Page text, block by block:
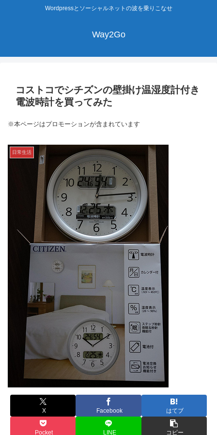
Wordpressとソーシャルネットの波を乗りこなせ
Way2Go
コストコでシチズンの壁掛け温湿度計付き
電波時計を買ってみた
※本ページはプロモーションが含まれています
日常生活
X Facebook はてブ
Pocket LINE コピー